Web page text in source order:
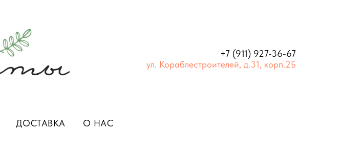
+7 (911) 927-36-67
ул. Кораблестроителей, д.31, корп.2Б
ДОСТАВКА О НАС